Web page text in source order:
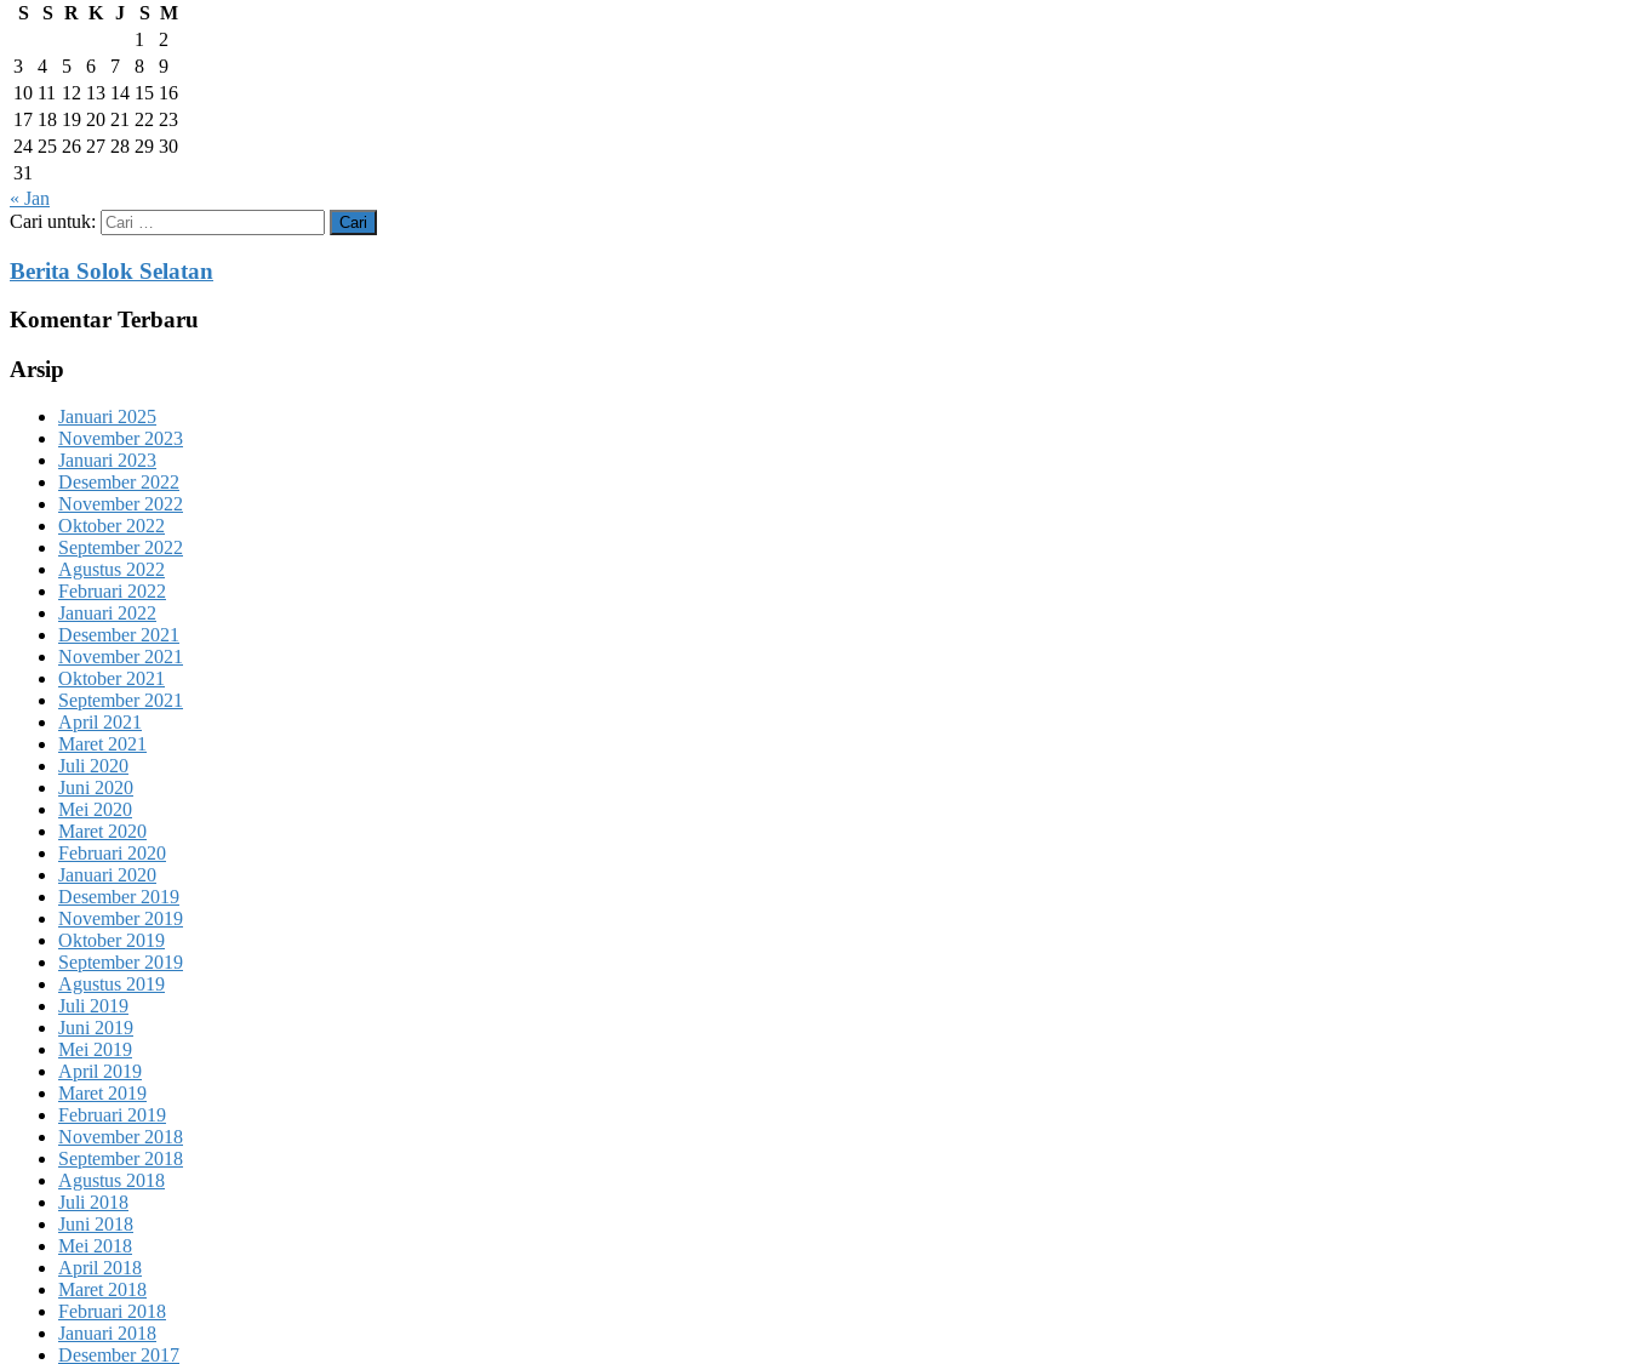
S
S R K J S M
1
2
3
4 5 6 7 8
9
10 11 12 13 14 15 16
17 18 19 20 21 22 23
24 25 26 27 28 29 30
31
« Jan
Cari untuk:
Berita Solok Selatan
Komentar Terbaru
Arsip
Januari 2025
November 2023
Januari 2023
Desember 2022
November 2022
Oktober 2022
September 2022
Agustus 2022
Februari 2022
Januari 2022
Desember 2021
November 2021
Oktober 2021
September 2021
April 2021
Maret 2021
Juli 2020
Juni 2020
Mei 2020
Maret 2020
Februari 2020
Januari 2020
Desember 2019
November 2019
Oktober 2019
September 2019
Agustus 2019
Juli 2019
Juni 2019
Mei 2019
April 2019
Maret 2019
Februari 2019
November 2018
September 2018
Agustus 2018
Juli 2018
Juni 2018
Mei 2018
April 2018
Maret 2018
Februari 2018
Januari 2018
Desember 2017